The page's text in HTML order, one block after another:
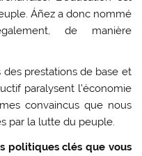
Áñez a donc nommé
de manière
des prestations de base et
paralysent l’économie
convaincus que nous
par la lutte du peuple.
politiques clés que vous